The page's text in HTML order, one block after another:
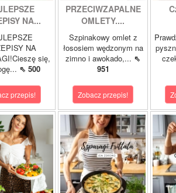
NA...
NA
się,
⇖ 500
przepis!
PRZECIWZAPALNE
OMLETY....
Szpinakowy omlet z
łososiem wędzonym na
zimno i awokado,... ⇖
951
Zobacz przepis!